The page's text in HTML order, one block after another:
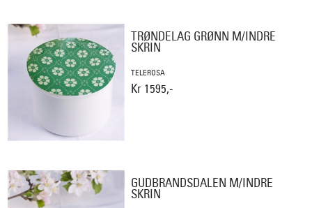
TRØNDELAG GRØNN M/INDRE
SKRIN
TELEROSA
Kr 1595,-
GUDBRANDSDALEN M/INDRE
SKRIN